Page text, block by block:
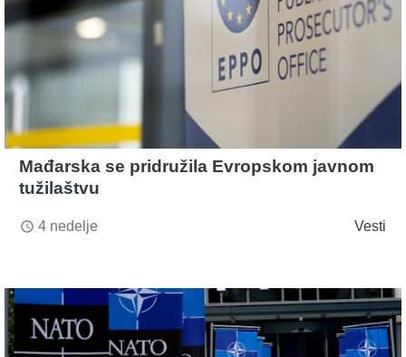
Mađarska se pridružila Evropskom javnom
tužilaštvu
access_time 4 nedelje Vesti